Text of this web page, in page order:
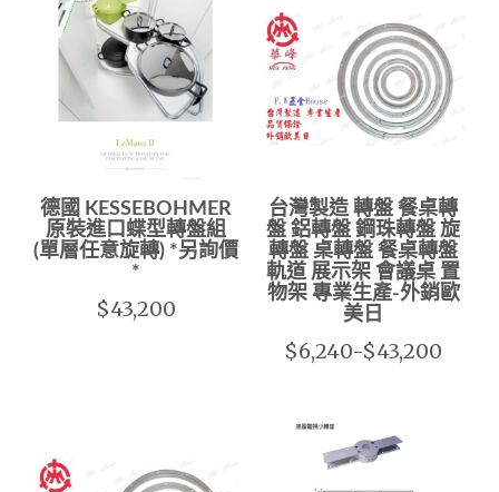
德國 KESSEBOHMER
原裝進口蝶型轉盤組
(單層任意旋轉) *另詢價
*
$43,200
台灣製造 轉盤 餐桌轉
盤 鋁轉盤 鋼珠轉盤 旋
轉盤 桌轉盤 餐桌轉盤
軌道 展示架 會議桌 置
物架 專業生產-外銷歐
美日
$6,240-$43,200